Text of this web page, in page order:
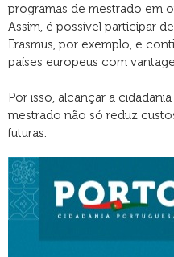
programas de mestrado em
Assim, é possível participar
Erasmus, por exemplo, e
países europeus com
Por isso, alcançar a
mestrado não só reduz
futuras.